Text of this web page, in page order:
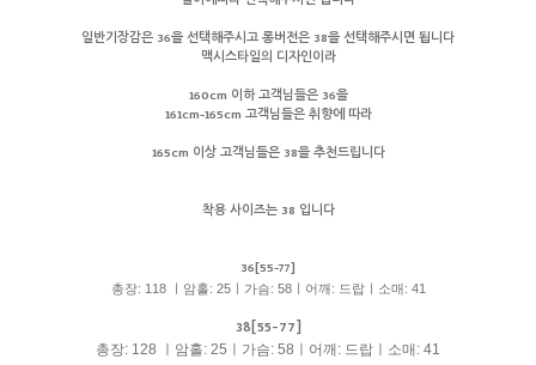
일반기장감은 36을 선택해주시고 롱버전은 38을 선택해주시면 됩니다
맥시스타일의 디자인이라
160cm 이하 고객님들은 36을
161cm-165cm 고객님들은 취향에 따라
165cm 이상 고객님들은 38을 추천드립니다
착용 사이즈는 38 입니다
36[55-77]
총장: 118 ㅣ암홀: 25ㅣ가슴: 58ㅣ어깨: 드랍ㅣ소매: 41
38[55-77]
총장: 128 ㅣ암홀: 25ㅣ가슴: 58ㅣ어깨: 드랍ㅣ소매: 41